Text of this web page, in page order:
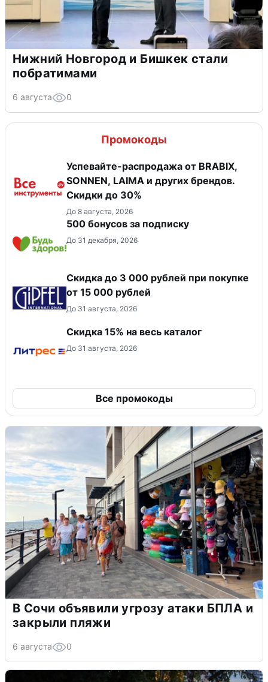
Нижний Новгород и Бишкек стали
побратимами
6 августа 0
Промокоды
Успевайте-распродажа от BRABIX,
SONNEN, LAIMA и других брендов.
Скидки до 30%
До 8 августа, 2026
500 бонусов за подписку
До 31 декабря, 2026
Скидка до 3 000 рублей при покупке
от 15 000 рублей
До 31 августа, 2026
Скидка 15% на весь каталог
До 31 августа, 2026
Все промокоды
В Сочи объявили угрозу атаки БПЛА и
закрыли пляжи
6 августа 0